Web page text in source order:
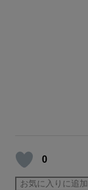
0
お気に入りに追加